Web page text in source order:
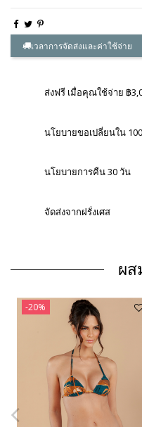
เวลาการจัดส่งและค่าใช้จ่าย
ส่งฟรี เมื่อคุณใช้จ่าย ฿
นโยบายขอเปลี่ยนใน
นโยบายการคืน 30 วัน
จัดส่งจากฝรั่งเศส
ผส
-20%